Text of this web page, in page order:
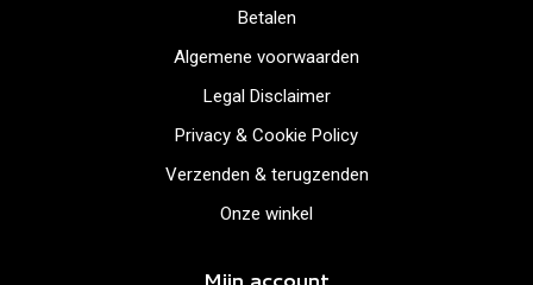
Betalen
Algemene voorwaarden
Legal Disclaimer
Privacy & Cookie Policy
Verzenden & terugzenden
Onze winkel